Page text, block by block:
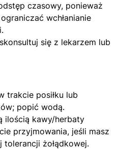
czasowy, ponieważ
wchłanianie
się z lekarzem lub
trakcie posiłku lub
popić wodą.
ilością kawy/herbaty
przyjmowania, jeśli masz
tolerancji żołądkowej.